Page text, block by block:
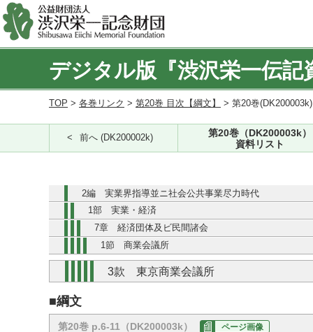
デジタル版『渋沢栄一伝記
TOP > 各巻リンク > 第20巻 目次【綱文】 > 第20巻
前へ (DK200002k)
第20巻（DK200003k）
資料リスト
2編 実業界指導並ニ社会公共事業尽力時代
1部 実業・経済
7章 経済団体及ビ民間諸会
1節 商業会議所
3款 東京商業会議所
■綱文
第20巻 p.6-11（DK200003k） ページ画像